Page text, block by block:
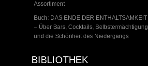
Assortiment
Buch: DAS ENDE DER ENTHALTSAMKEIT
– Über Bars, Cocktails, Selbstermächtigung
und die Schönheit des Niedergangs
BIBLIOTHEK